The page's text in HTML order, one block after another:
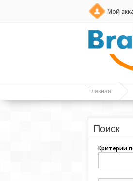
Мой
Главная
Поиск
Критерии